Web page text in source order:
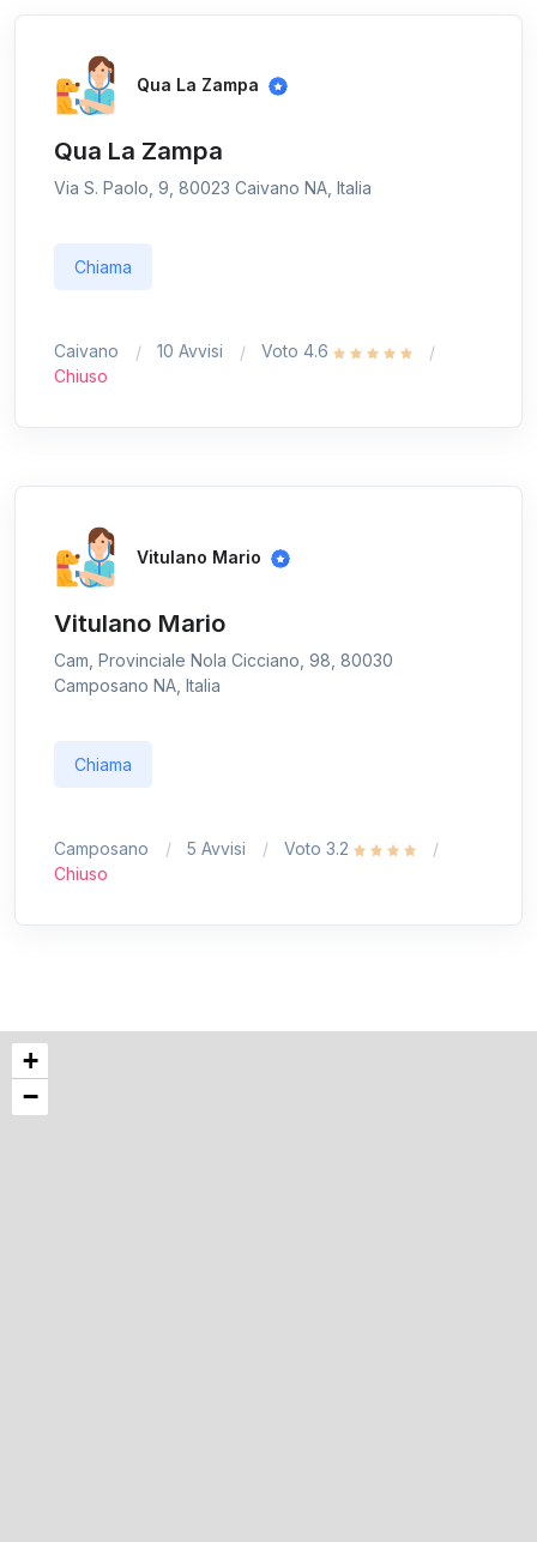
Qua La Zampa
Qua La Zampa
Via S. Paolo, 9, 80023 Caivano NA, Italia
Chiama
Caivano 10 Avvisi
Voto 4.6
Chiuso
Vitulano Mario
Vitulano Mario
Cam, Provinciale Nola Cicciano, 98, 80030
Camposano NA, Italia
Chiama
Camposano 5 Avvisi
Voto 3.2
Chiuso
+
−